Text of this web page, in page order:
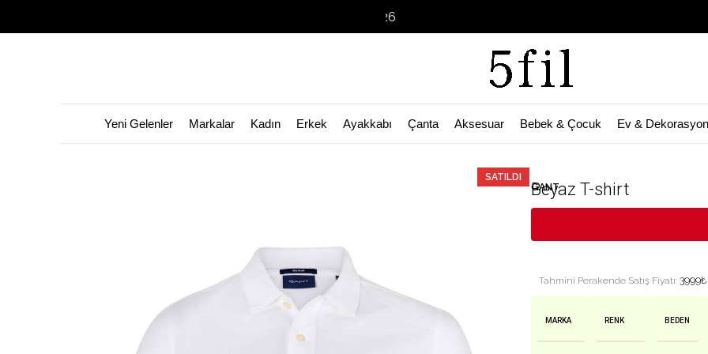
Yeni Gelenler Markalar Kadın Erkek Ayakkabı Çanta Aksesuar Bebek & Çocuk Ev & Dekorasyon
SATILDI
GANT
Beyaz T-shirt
Tahmini Perakende Satış Fiyatı: 3999₺
MARKA RENK BEDEN